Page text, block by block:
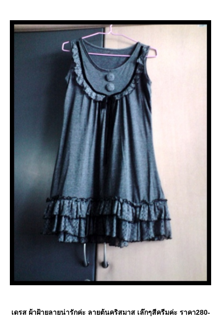
เดรส ผ้าฝ้ายลายน่ารักค่ะ ลายต้นคริสมาส เล๊กๆสีครีมค่ะ ราคา280-